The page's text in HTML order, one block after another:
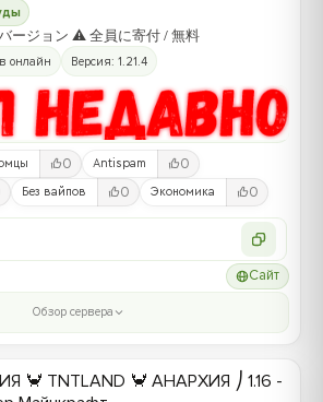
ージョン ⚠ 全員に寄付 / 無料
онлайн Версия: 1.21.4
0 Antispam 0
Без вайпов 0 Экономика 0
Сайт
Обзор сервера
🦀 TNTLAND 🦀 АНАРХИЯ ⎠ 1.16 -